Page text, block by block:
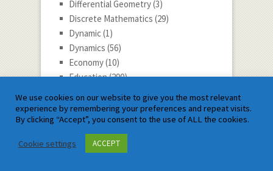
Differential Geometry(3)
Discrete Mathematics (29)
Dynamic(1)
Dynamics (56)
Economy(10)
Education(290)
Eradication of Evil(20)
Examination Date(16)
Examination Tips
GATE
(4)
We use cookies on our website to give you the most relevant
experience by remembering your preferences and repeat visits.
By clicking “Accept”, you consent to the use of ALL the cookies.
Cookie settings ACCEPT